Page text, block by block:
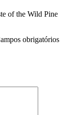
of the Wild Pine
obrigatórios